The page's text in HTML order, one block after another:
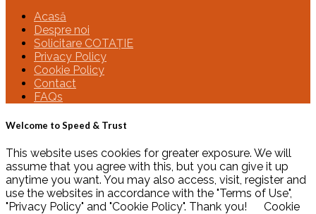
Acasă
Despre noi
Solicitare COTAȚIE
Privacy Policy
Cookie Policy
Contact
FAQs
Welcome to Speed & Trust
This website uses cookies for greater exposure. We will
assume that you agree with this, but you can give it up
anytime you want. You may also access, visit, register and
use the websites in accordance with the "Terms of Use",
"Privacy Policy" and "Cookie Policy". Thank you!
Cookie